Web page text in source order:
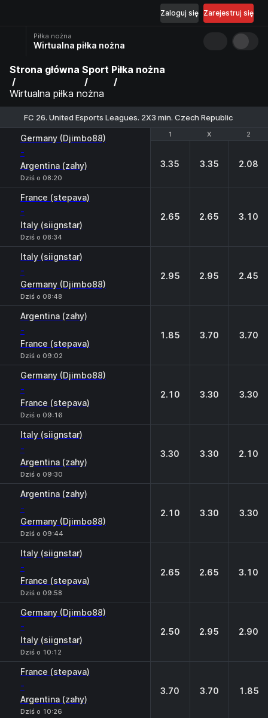
Zarejestruj się
Zaloguj się
Piłka nożna
Wirtualna piłka nożna
Strona główna Sport Piłka nożna
Wirtualna piłka nożna
FC 26. United Esports Leagues. 2X3 min. Czech Republic
1 X 2
Germany (Djimbo88)
-
Argentina (zahy)
Dziś o 08:20
1 X 2
3.35 3.35 2.08
France (stepava)
-
Italy (siignstar)
Dziś o 08:34
2.65 2.65 3.10
Italy (siignstar)
-
Germany (Djimbo88)
Dziś o 08:48
2.95 2.95 2.45
Argentina (zahy)
-
France (stepava)
Dziś o 09:02
1.85 3.70 3.70
Germany (Djimbo88)
-
France (stepava)
Dziś o 09:16
2.10 3.30 3.30
Italy (siignstar)
-
Argentina (zahy)
Dziś o 09:30
3.30 3.30 2.10
Argentina (zahy)
-
Germany (Djimbo88)
Dziś o 09:44
2.10 3.30 3.30
Italy (siignstar)
-
France (stepava)
Dziś o 09:58
2.65 2.65 3.10
Germany (Djimbo88)
-
Italy (siignstar)
Dziś o 10:12
2.50 2.95 2.90
France (stepava)
-
Argentina (zahy)
Dziś o 10:26
3.70 3.70 1.85